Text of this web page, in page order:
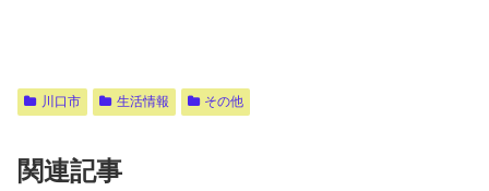
川口市 生活情報 その他
関連記事